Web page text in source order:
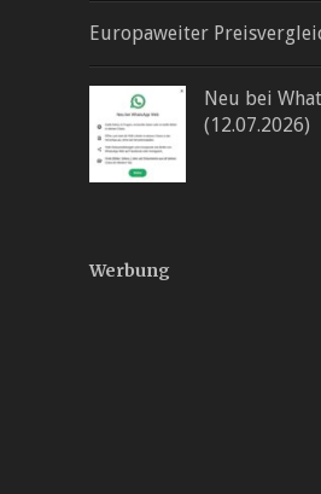
Europaweiter
Neu bei
(12.07.2026)
Werbung